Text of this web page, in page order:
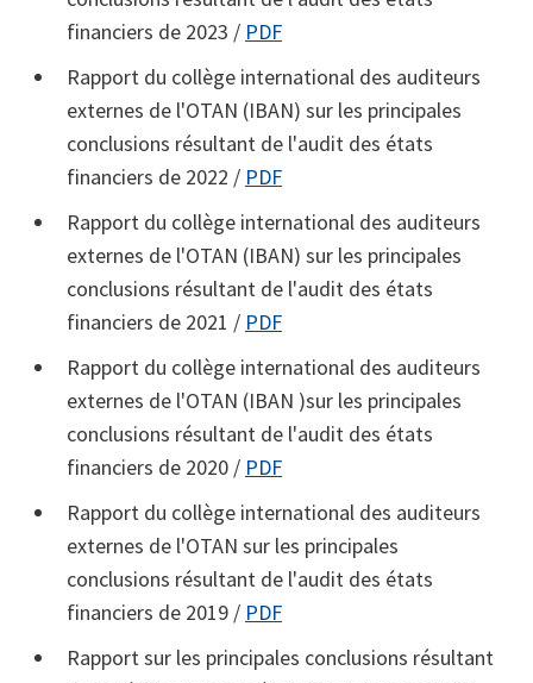
financiers de 2023 / PDF
Rapport du collège international des auditeurs
externes de l'OTAN (IBAN) sur les principales
conclusions résultant de l'audit des états
financiers de 2022 / PDF
Rapport du collège international des auditeurs
externes de l'OTAN (IBAN) sur les principales
conclusions résultant de l'audit des états
financiers de 2021 / PDF
Rapport du collège international des auditeurs
externes de l'OTAN (IBAN )sur les principales
conclusions résultant de l'audit des états
financiers de 2020 / PDF
Rapport du collège international des auditeurs
externes de l'OTAN sur les principales
conclusions résultant de l'audit des états
financiers de 2019 / PDF
Rapport sur les principales conclusions résultant